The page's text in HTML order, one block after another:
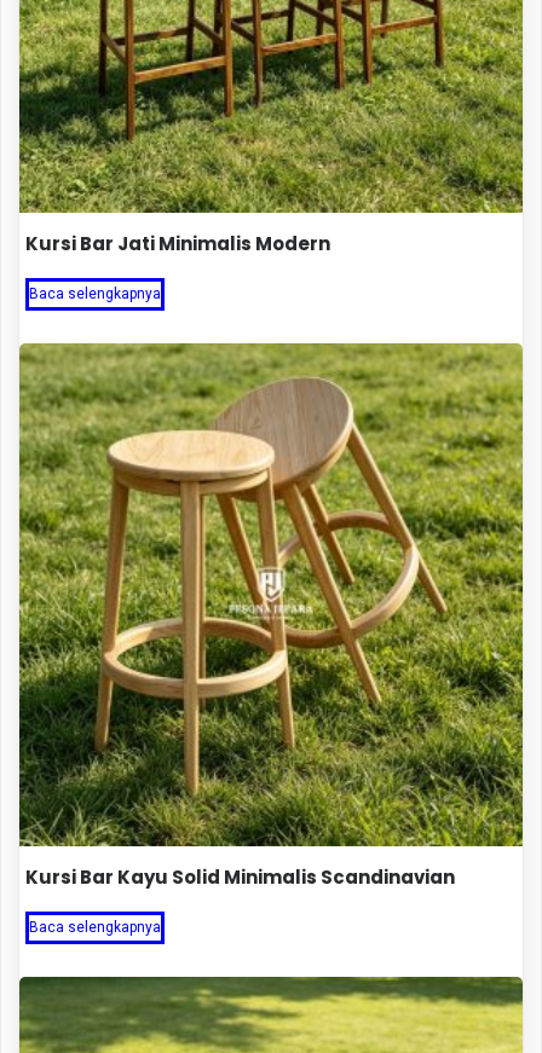
Kursi Bar Jati Minimalis Modern
Baca selengkapnya
Kursi Bar Kayu Solid Minimalis Scandinavian
Baca selengkapnya